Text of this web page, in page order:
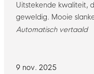
9 nov. 2025
Uitstekende kwaliteit,
geweldig. Mooie
Automatisch vertaald